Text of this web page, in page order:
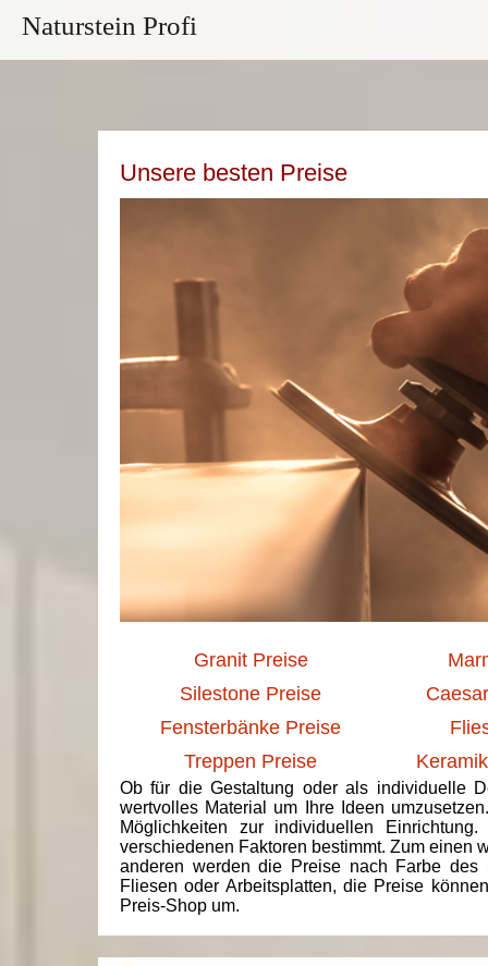
Naturstein Profi
Unsere besten Preise
Granit Preise
Silestone Preise
Fensterbänke Preise
Treppen Preise
Ob für die Gestaltung oder als individuelle
wertvolles Material um Ihre Ideen
Möglichkeiten zur individuellen
verschiedenen Faktoren bestimmt. Zum einen
anderen werden die Preise nach Farbe des
Fliesen oder Arbeitsplatten, die Preise
Preis-Shop um.